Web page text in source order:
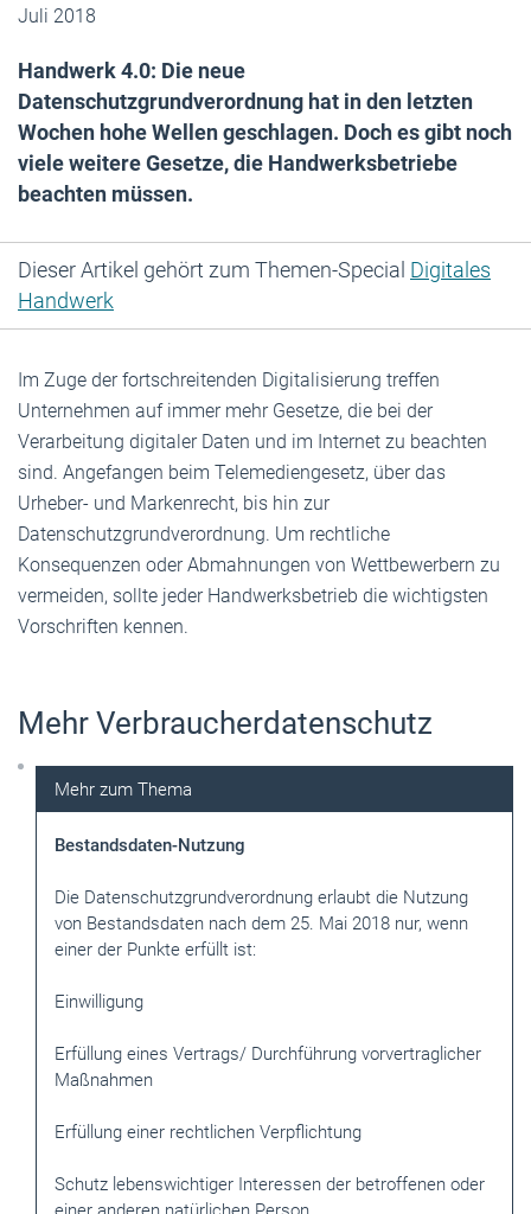
Juli 2018
Handwerk 4.0: Die neue
Datenschutzgrundverordnung hat in den ­letzten
Wochen hohe Wellen geschlagen. Doch es gibt noch
viele weitere Gesetze, die Handwerksbetriebe
beachten müssen.
Dieser Artikel gehört zum Themen-Special Digitales
Handwerk
Im Zuge der fortschreitenden Digitalisierung treffen
Unternehmen auf immer mehr Gesetze, die bei der
Verarbeitung digitaler Daten und im Internet zu beachten
sind. Angefangen beim Telemediengesetz, über das
Urheber- und Markenrecht, bis hin zur
Datenschutzgrundverordnung. Um rechtliche
Konsequenzen oder Abmahnungen von Wettbewerbern zu
vermeiden, sollte jeder Handwerksbetrieb die wichtigsten
Vorschriften kennen.
Mehr Verbraucherdatenschutz
Bestandsdaten-Nutzung
Die Datenschutzgrundverordnung erlaubt die Nutzung
von Bestandsdaten nach dem 25. Mai 2018 nur, wenn
einer der Punkte erfüllt ist:
Einwilligung
Erfüllung eines Vertrags/ Durchführung vorvertraglicher
Maßnahmen
Erfüllung einer rechtlichen Verpflichtung
Schutz lebenswichtiger Interessen der betroffenen oder